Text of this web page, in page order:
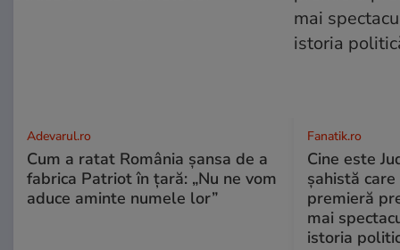
Adevarul.ro
Cum a ratat România șansa de a
fabrica Patriot în țară: „Nu ne vom
aduce aminte numele lor”
Fanatik.ro
Cine este
şahistă
premieră
mai
istoria